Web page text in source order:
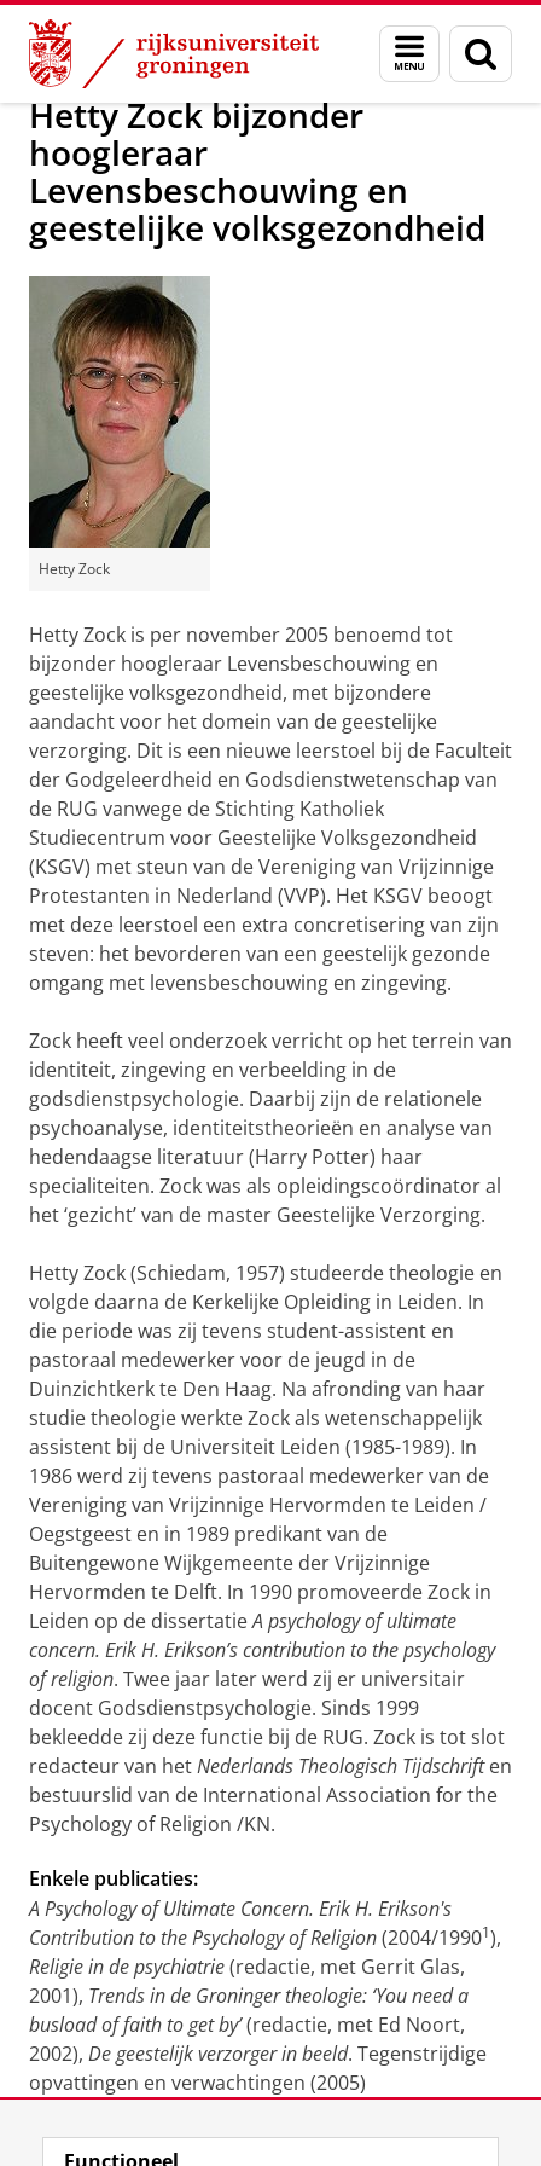
Skip
Content
Skip
Navigation
Menu
en
zoeken
nieuws tot 2006
Hetty Zock bijzonder
hoogleraar
Levensbeschouwing en
geestelijke volksgezondheid
Hetty Zock
Hetty Zock is per november 2005 benoemd tot
bijzonder hoogleraar Levensbeschouwing en
geestelijke volksgezondheid, met bijzondere
aandacht voor het domein van de geestelijke
verzorging. Dit is een nieuwe leerstoel bij de Faculteit
der Godgeleerdheid en Godsdienstwetenschap van
de RUG vanwege de Stichting Katholiek
Studiecentrum voor Geestelijke Volksgezondheid
(KSGV) met steun van de Vereniging van Vrijzinnige
Protestanten in Nederland (VVP). Het KSGV beoogt
met deze leerstoel een extra concretisering van zijn
steven: het bevorderen van een geestelijk gezonde
omgang met levensbeschouwing en zingeving.
Zock heeft veel onderzoek verricht op het terrein van
identiteit, zingeving en verbeelding in de
godsdienstpsychologie. Daarbij zijn de relationele
psychoanalyse, identiteitstheorieën en analyse van
hedendaagse literatuur (Harry Potter) haar
specialiteiten. Zock was als opleidingscoördinator al
het ‘gezicht’ van de master Geestelijke Verzorging.
Hetty Zock (Schiedam, 1957) studeerde theologie en
volgde daarna de Kerkelijke Opleiding in Leiden. In
die periode was zij tevens student-assistent en
pastoraal medewerker voor de jeugd in de
Duinzichtkerk te Den Haag. Na afronding van haar
studie theologie werkte Zock als wetenschappelijk
assistent bij de Universiteit Leiden (1985-1989). In
1986 werd zij tevens pastoraal medewerker van de
Vereniging van Vrijzinnige Hervormden te Leiden /
Oegstgeest en in 1989 predikant van de
Buitengewone Wijkgemeente der Vrijzinnige
Hervormden te Delft. In 1990 promoveerde Zock in
Leiden op de dissertatieA psychology of ultimate
concern. Erik H. Erikson’s contribution to the psychology
of religion. Twee jaar later werd zij er universitair
docent Godsdienstpsychologie. Sinds 1999
bekleedde zij deze functie bij de RUG. Zock is tot slot
redacteur van hetNederlands Theologisch Tijdschriften
bestuurslid van de International Association for the
Psychology of Religion /KN.
Enkele publicaties:
A Psychology of Ultimate Concern. Erik H. Erikson's
Contribution to the Psychology of Religion(2004/19901),
Religie in de psychiatrie(redactie, met Gerrit Glas,
2001), Trends in de Groninger theologie: ‘You need a
busload of faith to get by’(redactie, met Ed Noort,
2002), De geestelijk verzorger in beeld. Tegenstrijdige
opvattingen en verwachtingen (2005)
Laatst gewijzigd: 14 juni 2023 15:43